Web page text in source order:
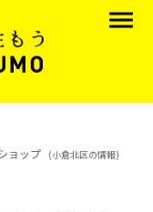
ョップ (小倉北区の情報)